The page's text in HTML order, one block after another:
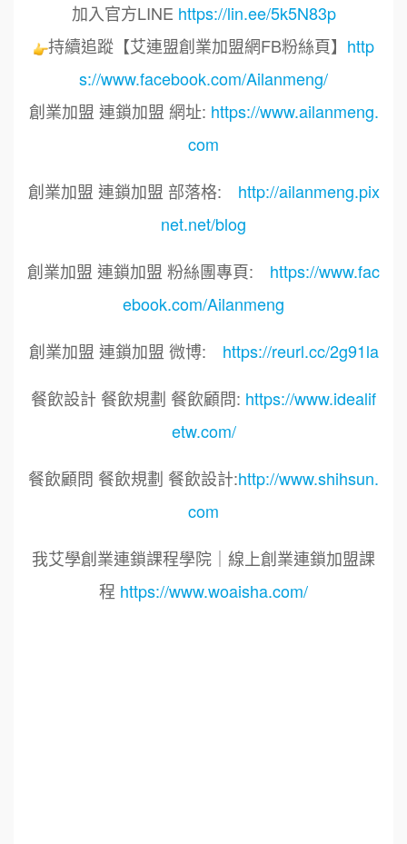
加入官方LINE https://lin.ee/5k5N83p
持續追蹤【艾連盟創業加盟網FB粉絲頁】 http
s://www.facebook.com/Ailanmeng/
創業加盟 連鎖加盟 網址: https://www.ailanmeng.
com
創業加盟 連鎖加盟 部落格: http://ailanmeng.pix
net.net/blog
創業加盟 連鎖加盟 粉絲團專頁: https://www.fac
ebook.com/Ailanmeng
創業加盟 連鎖加盟 微博: https://reurl.cc/2g91la
餐飲設計 餐飲規劃 餐飲顧問: https://www.idealif
etw.com/
餐飲顧問 餐飲規劃 餐飲設計:http://www.shihsun.
com
我艾學創業連鎖課程學院｜線上創業連鎖加盟課
程 https://www.woaisha.com/